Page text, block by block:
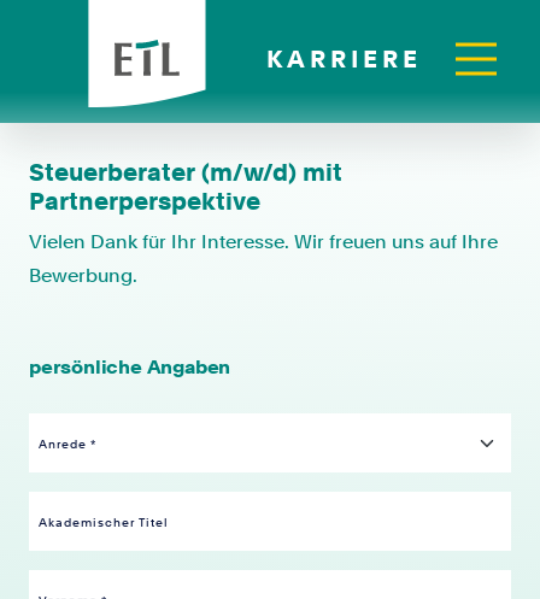
KARRIERE
Steuerberater (m/w/d) mit
Partnerperspektive
Vielen Dank für Ihr Interesse. Wir freuen uns auf Ihre
Bewerbung.
persönliche Angaben